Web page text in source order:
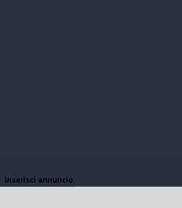
Inserisci annuncio